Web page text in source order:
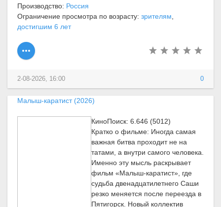
Производство: Россия
Ограничение просмотра по возрасту: зрителям
достигшим 6 лет
0
2-08-2026, 16:00
Малыш-каратист (2026)
КиноПоиск: 6.646 (5012)
Кратко о фильме: Иногда самая
важная битва проходит не на
татами, а внутри самого человека.
Именно эту мысль раскрывает
фильм «Малыш-каратист», где
судьба двенадцатилетнего Саши
резко меняется после переезда в
Пятигорск. Новый коллектив